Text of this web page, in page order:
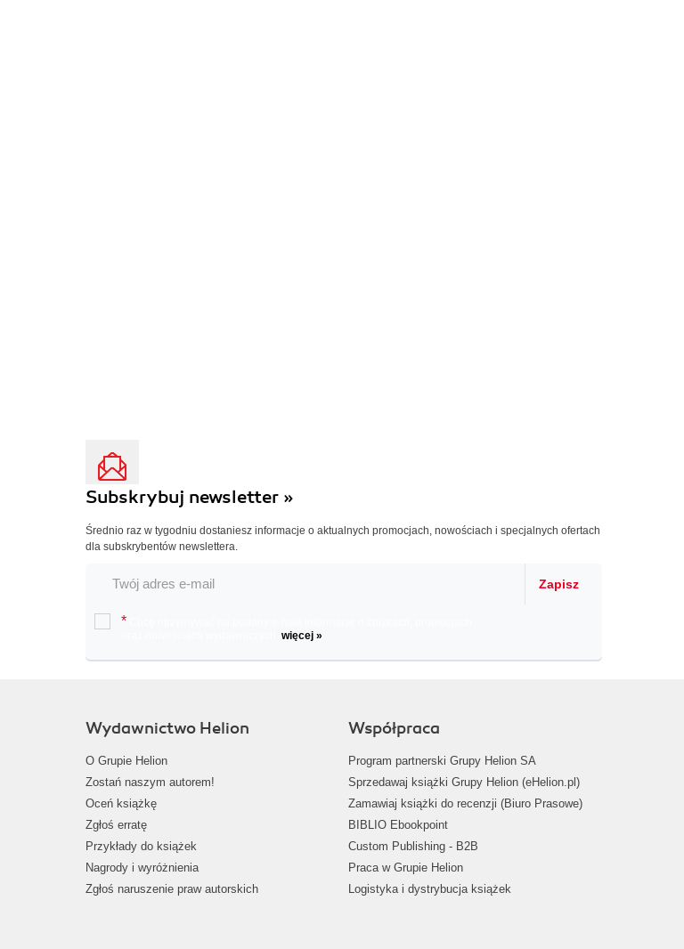
Subskrybuj newsletter »
Średnio raz w tygodniu dostaniesz informacje o aktualnych promocjach, nowościach i specjalnych ofertach
dla subskrybentów newslettera.
Zapisz
*
więcej »
Wydawnictwo Helion
O Grupie Helion
Zostań naszym autorem!
Oceń książkę
Zgłoś erratę
Przykłady do książek
Nagrody i wyróżnienia
Zgłoś naruszenie praw autorskich
Współpraca
Program partnerski Grupy Helion SA
Sprzedawaj książki Grupy Helion (eHelion.pl)
Zamawiaj książki do recenzji (Biuro Prasowe)
BIBLIO Ebookpoint
Custom Publishing - B2B
Praca w Grupie Helion
Logistyka i dystrybucja książek